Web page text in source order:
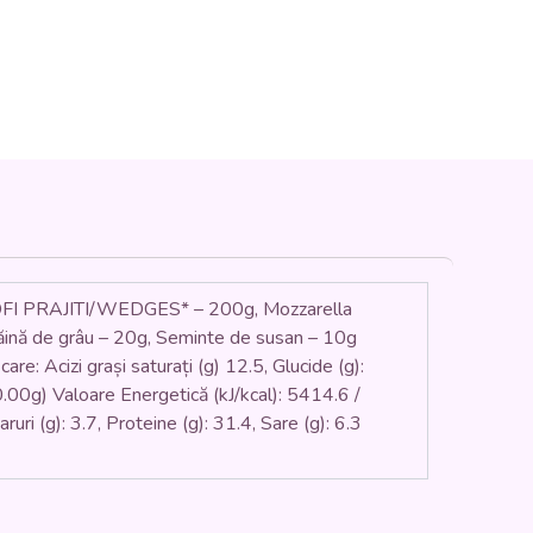
PRAJITI/WEDGES* – 200g, Mozzarella
de grâu – 20g, Seminte de susan – 10g
Acizi grași saturați (g) 12.5, Glucide (g):
Valoare Energetică (kJ/kcal): 5414.6 /
(g): 3.7, Proteine (g): 31.4, Sare (g): 6.3